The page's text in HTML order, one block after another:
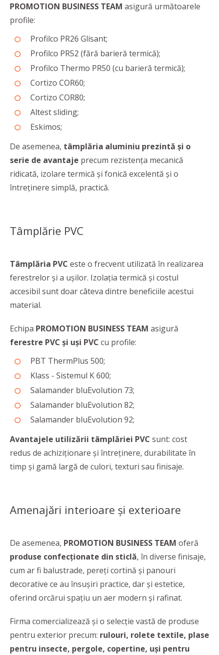
PROMOTION BUSINESS TEAM asigură următoarele
profile:
Profilco PR26 Glisant;
Profilco PR52 (fără barieră termică);
Profilco Thermo PR50 (cu barieră termică);
Cortizo COR60;
Cortizo COR80;
Altest sliding;
Eskimos;
De asemenea, tâmplăria aluminiu prezintă și o
serie de avantaje precum rezistența mecanică
ridicată, izolare termică și fonică excelentă și o
întreținere simplă, practică.
Tâmplărie PVC
Tâmplăria PVC este o frecvent utilizată în realizarea
ferestrelor și a ușilor. Izolația termică și costul
accesibil sunt doar câteva dintre beneficiile acestui
material.
Echipa PROMOTION BUSINESS TEAM asigură
ferestre PVC și uși PVC cu profile:
PBT ThermPlus 500;
Klass - Sistemul K 600;
Salamander bluEvolution 73;
Salamander bluEvolution 82;
Salamander bluEvolution 92;
Avantajele utilizării tâmplăriei PVC sunt: cost
redus de achiziționare și întreținere, durabilitate în
timp și gamă largă de culori, texturi sau finisaje.
Amenajări interioare și exterioare
De asemenea, PROMOTION BUSINESS TEAM oferă
produse confecționate din sticlă, în diverse finisaje,
cum ar fi balustrade, pereți cortină și panouri
decorative ce au însușiri practice, dar și estetice,
oferind orcărui spațiu un aer modern și rafinat.
Firma comercializează și o selecție vastă de produse
pentru exterior precum: rulouri, rolete textile, plase
pentru insecte, pergole, copertine, uși pentru